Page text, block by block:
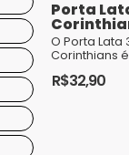
Porta
O Porta Lata
Corinthians
os
R$32,90